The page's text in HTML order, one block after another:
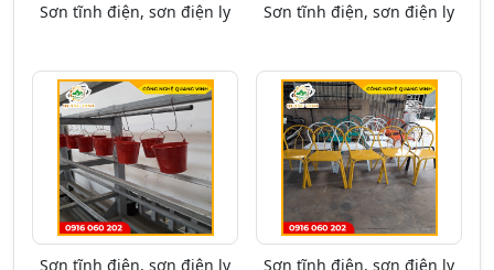
Sơn tĩnh điện, sơn điện ly Sơn tĩnh điện, sơn điện ly
Sơn tĩnh điện, sơn điện ly Sơn tĩnh điện, sơn điện ly